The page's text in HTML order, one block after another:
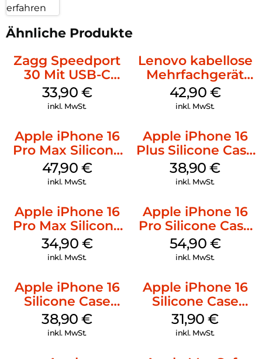
erfahren
Ähnliche Produkte
Zagg Speedport
30 Mit USB-C
Kabel Weiß
33,90 €
inkl. MwSt.
Lenovo kabellose
Mehrfachgerät
Luna Grey
42,90 €
inkl. MwSt.
Apple iPhone 16
Pro Max Silicone
Case MagSafe
Black
47,90 €
inkl. MwSt.
Apple iPhone 16
Plus Silicone Case
MagSafe Denim
38,90€
inkl. MwSt.
Apple iPhone 16
Pro Max Silicone
Case MagSafe
Denim
34,90 €
inkl. MwSt.
Apple iPhone 16
Pro Silicone Case
MagSafe Black
54,90 €
inkl. MwSt.
Apple iPhone 16
Silicone Case
MagSafe
Ultramarine
38,90€
inkl. MwSt.
Apple iPhone 16
Silicone Case
MagSafe Fuchsia
31,90€
inkl. MwSt.